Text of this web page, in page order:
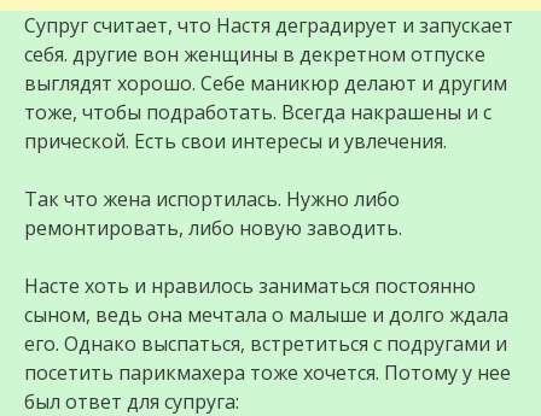
Супруг считает, что Настя деградирует и запускает
себя. другие вон женщины в декретном отпуске
выглядят хорошо. Себе маникюр делают и другим
тоже, чтобы подработать. Всегда накрашены и с
прической. Есть свои интересы и увлечения.
Так что жена испортилась. Нужно либо
ремонтировать, либо новую заводить.
Насте хоть и нравилось заниматься постоянно
сыном, ведь она мечтала о малыше и долго ждала
его. Однако выспаться, встретиться с подругами и
посетить парикмахера тоже хочется. Потому у нее
был ответ для супруга: